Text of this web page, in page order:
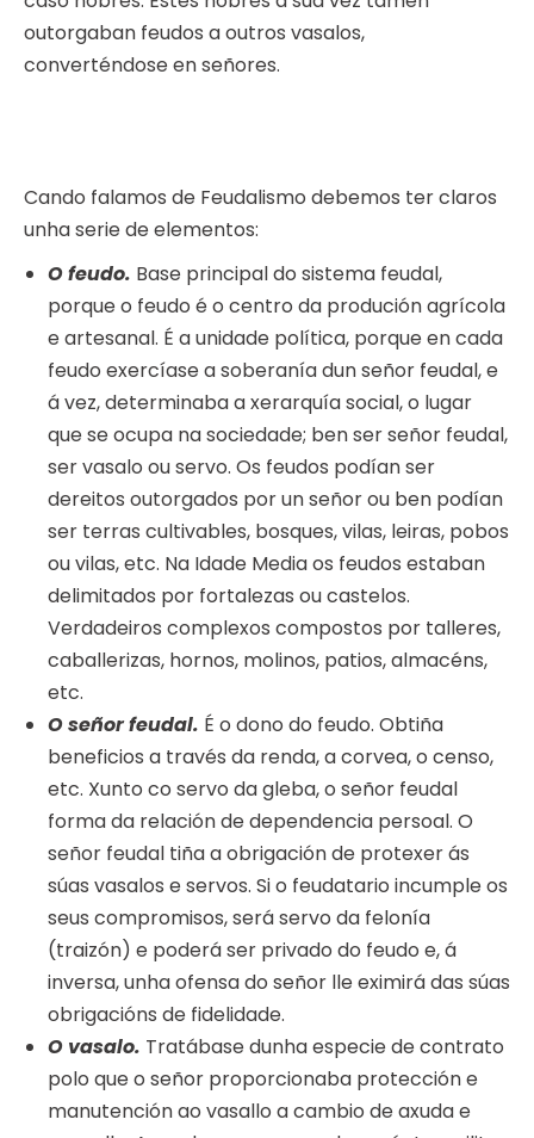
outorgaban feudos a outros vasalos,
converténdose en señores.
Cando falamos de Feudalismo debemos ter claros
unha serie de elementos:
O feudo. Base principal do sistema feudal,
porque o feudo é o centro da produción agrícola
e artesanal. É a unidade política, porque en cada
feudo exercíase a soberanía dun señor feudal, e
á vez, determinaba a xerarquía social, o lugar
que se ocupa na sociedade; ben ser señor feudal,
ser vasalo ou servo. Os feudos podían ser
dereitos outorgados por un señor ou ben podían
ser terras cultivables, bosques, vilas, leiras, pobos
ou vilas, etc. Na Idade Media os feudos estaban
delimitados por fortalezas ou castelos.
Verdadeiros complexos compostos por talleres,
caballerizas, hornos, molinos, patios, almacéns,
etc.
O señor feudal. É o dono do feudo. Obtiña
beneficios a través da renda, a corvea, o censo,
etc. Xunto co servo da gleba, o señor feudal
forma da relación de dependencia persoal. O
señor feudal tiña a obrigación de protexer ás
súas vasalos e servos. Si o feudatario incumple os
seus compromisos, será servo da felonía
(traizón) e poderá ser privado do feudo e, á
inversa, unha ofensa do señor lle eximirá das súas
obrigacións de fidelidade.
O vasalo. Tratábase dunha especie de contrato
polo que o señor proporcionaba protección e
manutención ao vasallo a cambio de axuda e